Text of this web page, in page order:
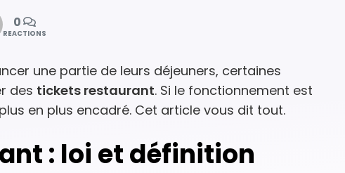
0
REACTIONS
une partie de leurs déjeuners, certaines
des tickets restaurant. Si le fonctionnement est
en plus encadré. Cet article vous dit tout.
: loi et définition